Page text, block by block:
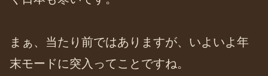
まぁ、当たり前ではありますが、いよいよ年
末モードに突入ってことですね。